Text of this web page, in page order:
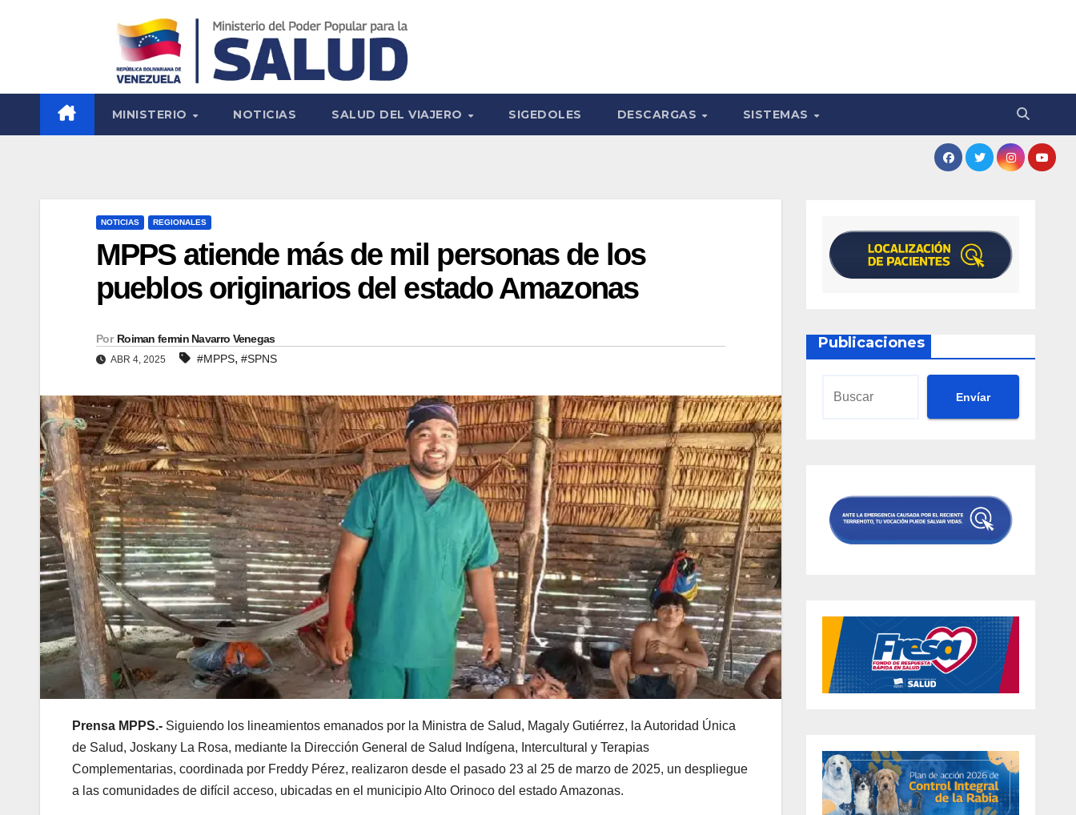
MINISTERIO NOTICIAS SALUD DEL VIAJERO SIGEDOLES DESCARGAS SISTEMAS
NOTICIAS REGIONALES
MPPS atiende más de mil personas de los
pueblos originarios del estado Amazonas
Por Roiman fermin Navarro Venegas
ABR 4, 2025 #MPPS, #SPNS
Prensa MPPS.- Siguiendo los lineamientos emanados por la Ministra de Salud, Magaly Gutiérrez, la Autoridad Única
de Salud, Joskany La Rosa, mediante la Dirección General de Salud Indígena, Intercultural y Terapias
Complementarias, coordinada por Freddy Pérez, realizaron desde el pasado 23 al 25 de marzo de 2025, un despliegue
a las comunidades de difícil acceso, ubicadas en el municipio Alto Orinoco del estado Amazonas.
Publicaciones
Envíar